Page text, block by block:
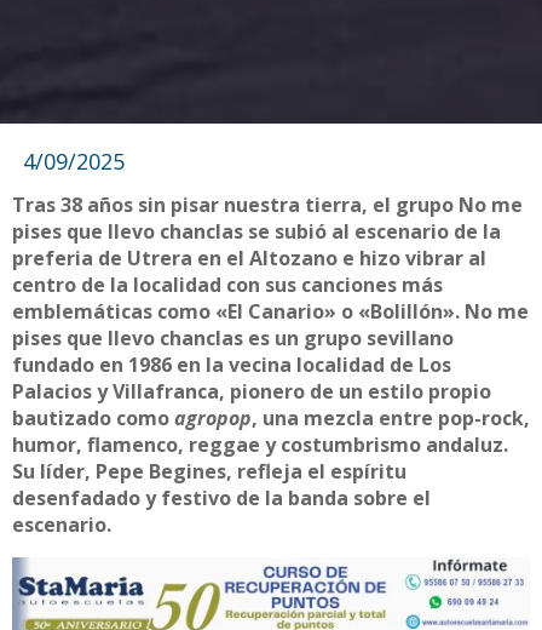
4/09/2025
Tras 38 años sin pisar nuestra tierra, el grupo No me
pises que llevo chanclas se subió al escenario de la
preferia de Utrera en el Altozano e hizo vibrar al
centro de la localidad con sus canciones más
emblemáticas como «El Canario» o «Bolillón». No me
pises que llevo chanclas es un grupo sevillano
fundado en 1986 en la vecina localidad de Los
Palacios y Villafranca, pionero de un estilo propio
bautizado comoagropop, una mezcla entre pop-rock,
humor, flamenco, reggae y costumbrismo andaluz.
Su líder, Pepe Begines, refleja el espíritu
desenfadado y festivo de la banda sobre el
escenario.